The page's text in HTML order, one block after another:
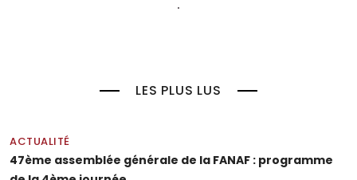
LES PLUS LUS
ACTUALITÉ
47ème assemblée générale de la FANAF : programme